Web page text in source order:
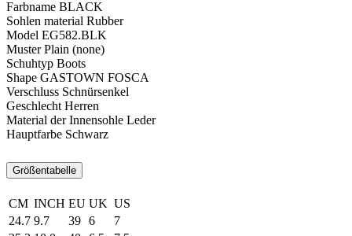
Farbname BLACK
Sohlen material Rubber
Model EG582.BLK
MusterPlain (none)
Schuhtyp Boots
Shape GASTOWN FOSCA
Verschluss Schnürsenkel
Geschlecht Herren
Material der Innensohle Leder
Hauptfarbe Schwarz
Größentabelle
CM INCH EU UK US
24.7 9.7 39 6
7